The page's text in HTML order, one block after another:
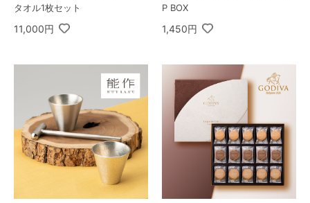
タオル1枚セット
11,000円
P BOX
1,450円